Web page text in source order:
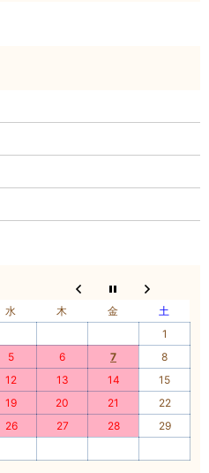
水 木 金
土
1
5 6 7
8
12 13 14
15
19 20 21
22
26 27 28
29